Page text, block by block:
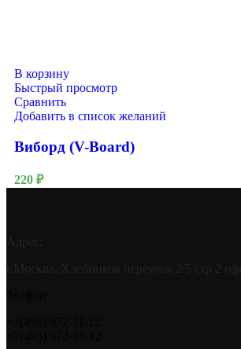
В корзину
Быстрый просмотр
Сравнить
Добавить в список желаний
Виборд (V-Board)
220 ₽